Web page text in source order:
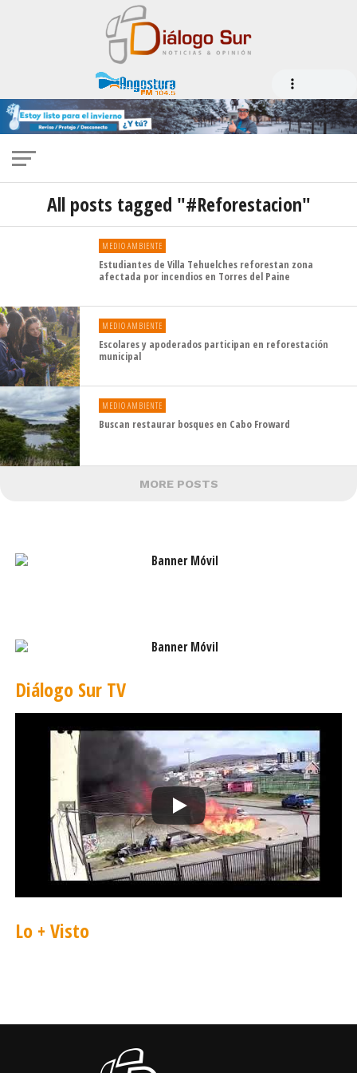
All posts tagged "#Reforestacion"
MEDIO AMBIENTE
Estudiantes de Villa Tehuelches reforestan zona
afectada por incendios en Torres del Paine
MEDIO AMBIENTE
Escolares y apoderados participan en reforestación
municipal
MEDIO AMBIENTE
Buscan restaurar bosques en Cabo Froward
MORE POSTS
Diálogo Sur TV
Lo + Visto